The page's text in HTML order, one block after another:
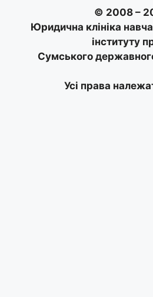
© 2008 –
Юридична клініка
інституту
Сумського
Усі права